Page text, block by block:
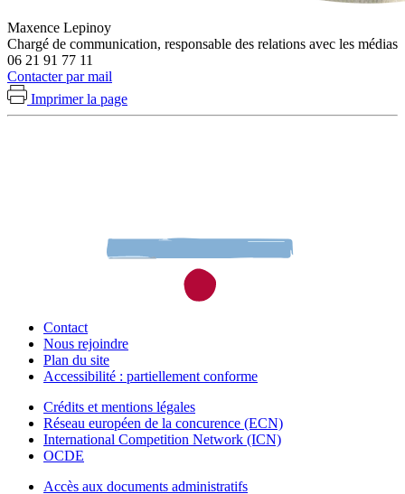
Maxence Lepinoy
Chargé de communication, responsable des relations avec les médias
06 21 91 77 11
Contacter par mail
Imprimer la page
Contact
Nous rejoindre
Plan du site
Accessibilité : partiellement conforme
Crédits et mentions légales
Réseau européen de la concurence (ECN)
International Competition Network (ICN)
OCDE
Accès aux documents administratifs